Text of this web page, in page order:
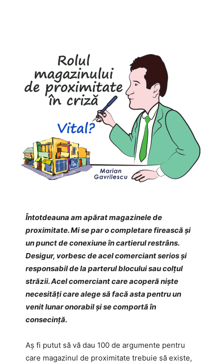
Întotdeauna am apărat magazinele de
proximitate. Mi se par o completare firească și
un punct de conexiune în cartierul restrâns.
Desigur, vorbesc de acel comerciant serios și
responsabil de la parterul blocului sau colțul
străzii. Acel comerciant care acoperă niște
necesități care alege să facă asta pentru un
venit lunar onorabil și se comportă în
consecință.
Aș fi putut să vă dau 100 de argumente pentru
care magazinul de proximitate trebuie să existe,